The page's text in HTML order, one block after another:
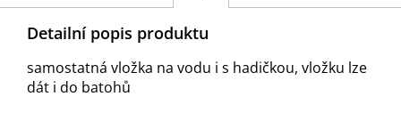
Detailní popis produktu
samostatná vložka na vodu i s hadičkou, vložku lze
dát i do batohů